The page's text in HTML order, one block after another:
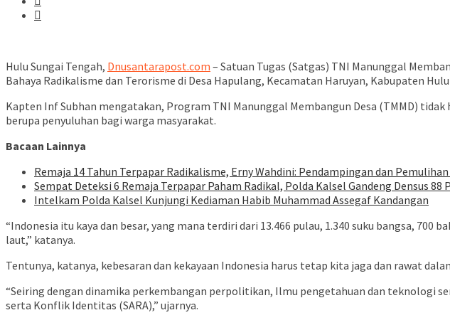
Hulu Sungai Tengah, Dnusantarapost.com – Satuan Tugas (Satgas) TNI Manunggal
Bahaya Radikalisme dan Terorisme di Desa Hapulang, Kecamatan Haruyan, Kabupaten
Kapten Inf Subhan mengatakan, Program TNI Manunggal Membangun Desa (TMMD)
berupa penyuluhan bagi warga masyarakat.
Bacaan Lainnya
Remaja 14 Tahun Terpapar Radikalisme, Erny Wahdini: Pendampingan dan
Sempat Deteksi 6 Remaja Terpapar Paham Radikal, Polda Kalsel Gandeng Densus
Intelkam Polda Kalsel Kunjungi Kediaman Habib Muhammad Assegaf Kandangan
“Indonesia itu kaya dan besar, yang mana terdiri dari 13.466 pulau, 1.340 suku bangsa,
laut,” katanya.
Tentunya, katanya, kebesaran dan kekayaan Indonesia harus tetap kita jaga dan rawat
“Seiring dengan dinamika perkembangan perpolitikan, Ilmu pengetahuan dan teknologi
serta Konflik Identitas (SARA),” ujarnya.